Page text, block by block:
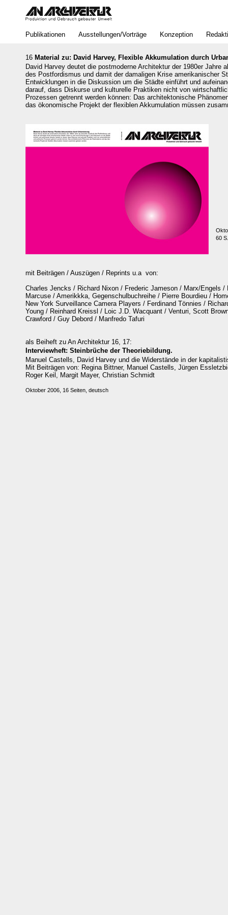
16 Material zu: David Harvey, Flexible Akkumulation durch
David Harvey deutet die postmoderne Architektur der 1980er Jahre
des Postfordismus und damit der damaligen Krise amerikanischer
Entwicklungen in die Diskussion um die Städte einführt und
darauf, dass Diskurse und kulturelle Praktiken nicht von
Prozessen getrennt werden können: Das architektonische
das ökonomische Projekt der flexiblen Akkumulation müssen
60
mit Beiträgen / Auszügen / Reprints u.a von:
Charles Jencks / Richard Nixon / Frederic Jameson / Marx/Engels /
Marcuse / Amerikkka, Gegenschulbuchreihe / Pierre Bourdieu /
New York Surveillance Camera Players / Ferdinand Tönnies /
Young / Reinhard Kreissl / Loic J.D. Wacquant / Venturi, Scott
Crawford / Guy Debord / Manfredo Tafuri
als Beiheft zu An Architektur 16, 17:
Interviewheft: Steinbrüche der Theoriebildung.
Manuel Castells, David Harvey und die Widerstände in der
Mit Beiträgen von: Regina Bittner, Manuel Castells, Jürgen
Roger Keil, Margit Mayer, Christian Schmidt
Oktober 2006, 16 Seiten, deutsch
Publikationen Ausstellungen/Vorträge Konzeption